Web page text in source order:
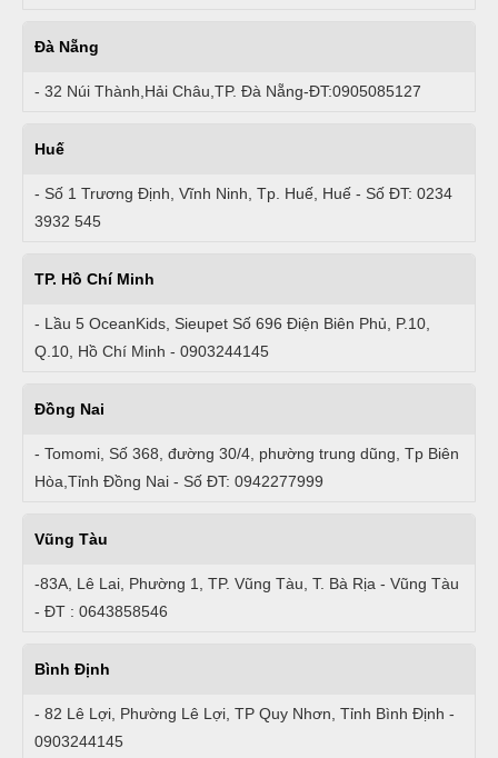
Đà Nẵng
- 32 Núi Thành,Hải Châu,TP. Đà Nẵng-ĐT:0905085127
Huế
- Số 1 Trương Định, Vĩnh Ninh, Tp. Huế, Huế - Số ĐT: 0234
3932 545
TP. Hồ Chí Minh
- Lầu 5 OceanKids, Sieupet Số 696 Điện Biên Phủ, P.10,
Q.10, Hồ Chí Minh - 0903244145
Đồng Nai
- Tomomi, Số 368, đường 30/4, phường trung dũng, Tp Biên
Hòa,Tỉnh Đồng Nai - Số ĐT: 0942277999
Vũng Tàu
-83A, Lê Lai, Phường 1, TP. Vũng Tàu, T. Bà Rịa - Vũng Tàu
- ĐT : 0643858546
Bình Định
- 82 Lê Lợi, Phường Lê Lợi, TP Quy Nhơn, Tỉnh Bình Định -
0903244145